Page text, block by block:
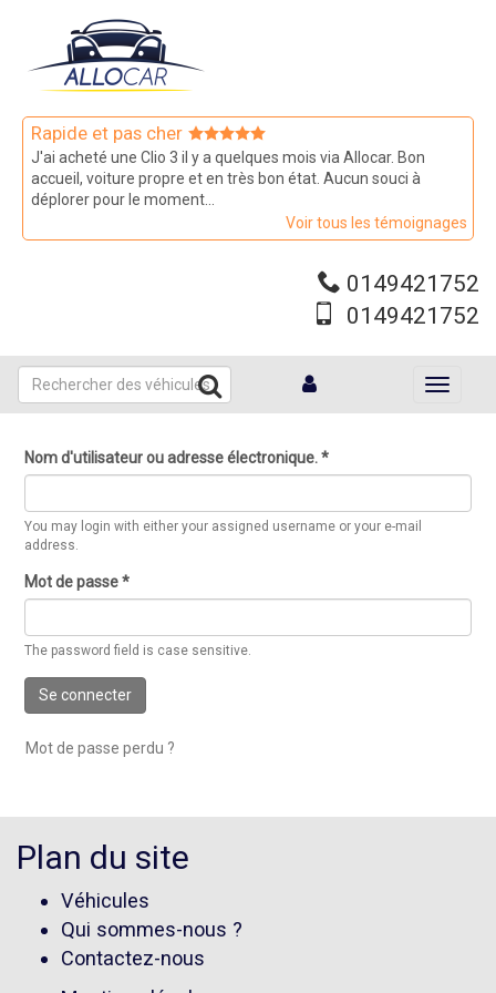
principal
Rapide et pas cher
J'ai acheté une Clio 3 il y a quelques mois via Allocar. Bon
accueil, voiture propre et en très bon état. Aucun souci à
déplorer pour le moment...
Voir tous les témoignages
0149421752
0149421752
Toggle
Nom d'utilisateur ou adresse électronique.*
You may login with either your assigned username or your e-mail
address.
Mot de passe*
The password field is case sensitive.
Se connecter
Mot de passe perdu ?
Plan du site
Véhicules
Qui sommes-nous ?
Contactez-nous